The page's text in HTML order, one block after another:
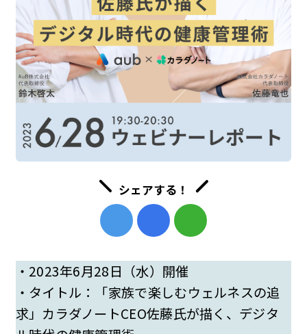
シェアする！
・2023年6月28日（水）開催
・タイトル：「家族で楽しむウェルネスの追
求」カラダノートCEO佐藤氏が描く、デジタ